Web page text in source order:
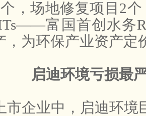
个，场地修复项目 2个
——富国首创水务
，为环保产业资产定
启迪环境亏损最
市企业中，启迪环境